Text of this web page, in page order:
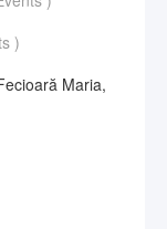
)
Maria,